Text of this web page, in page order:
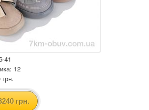
41
12
грн.